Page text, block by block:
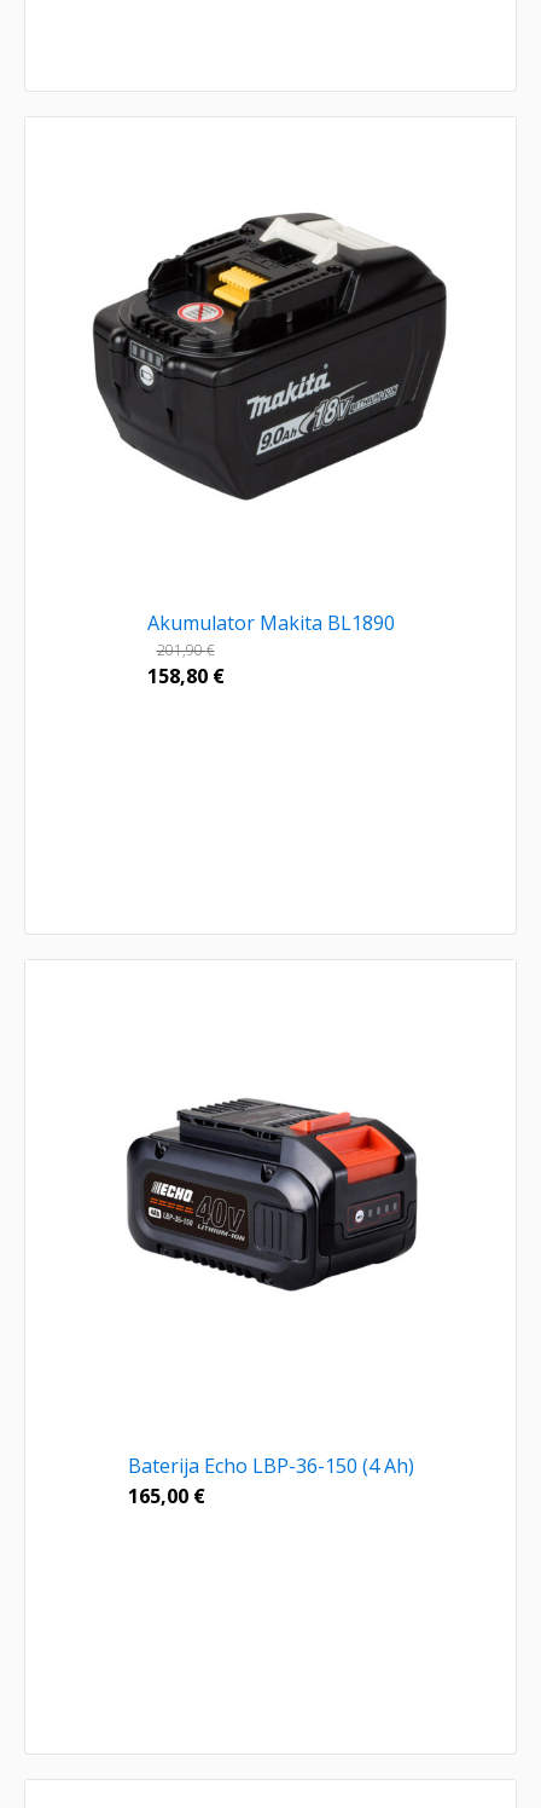
Akumulator Makita BL1890
201,90€
158,80 €
Baterija Echo LBP-36-150 (4 Ah)
165,00 €